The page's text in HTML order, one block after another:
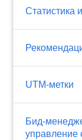
Статистика
UTM-метки
Бид-
управление